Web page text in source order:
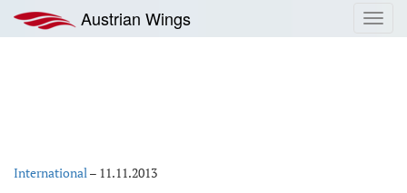
Inhalt
springen
Austrian Wings
International– 11.11.2013